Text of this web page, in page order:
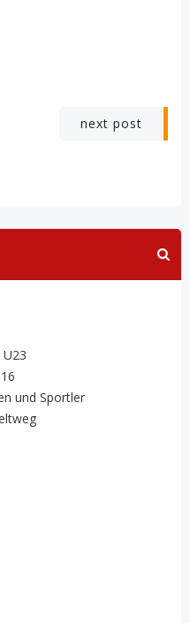
next post
und Sportler